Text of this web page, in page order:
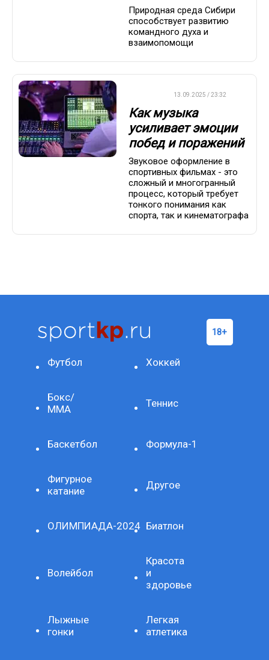
Природная среда Сибири
способствует развитию
командного духа и
взаимопомощи
13.09.2025 / 23:32
Как музыка
усиливает эмоции
побед и поражений
Звуковое оформление в
спортивных фильмах - это
сложный и многогранный
процесс, который требует
тонкого понимания как
спорта, так и кинематографа
Футбол Хоккей
Бокс/
ММА
Теннис
Баскетбол Формула-1
Фигурное
катание
Другое
ОЛИМПИАДА-2024 Биатлон
Волейбол
Красота
и
здоровье
Лыжные
гонки
Легкая
атлетика